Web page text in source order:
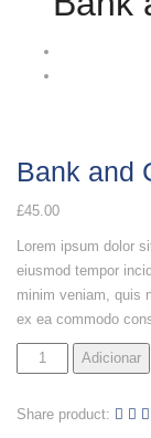
Bank and
£45.00
Lorem ipsum dolor
eiusmod tempor
minim veniam, quis
ex ea commodo
Adicionar
Share product: